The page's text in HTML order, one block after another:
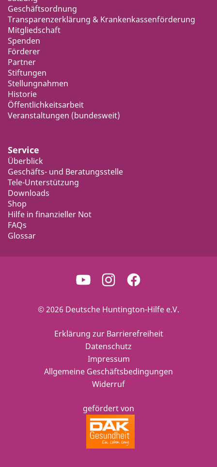
Geschäftsordnung
Transparenzerklärung & Krankenkassenförderung
Mitgliedschaft
Spenden
Förderer
Partner
Stiftungen
Stellungnahmen
Historie
Öffentlichkeitsarbeit
Veranstaltungen (bundesweit)
Service
Überblick
Geschäfts- und Beratungsstelle
Tele-Unterstützung
Downloads
Shop
Hilfe in finanzieller Not
FAQs
Glossar
© 2026 Deutsche Huntington-Hilfe e.V.
gefördert von
Erklärung zur Barrierefreiheit
Datenschutz
Impressum
Allgemeine Geschäftsbedingungen
Widerruf